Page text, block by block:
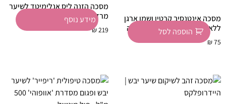
מסכה אינטנסיב קרטין ושמן ארגן
ללא מלחים 500 מ"ל – לה בוטה
₪75
הוספה לסל
מסכה הזנה ליס אנלימיטד לשיער
מרדני 500 מ"ל – לוריאל
₪219
מידע נוסף